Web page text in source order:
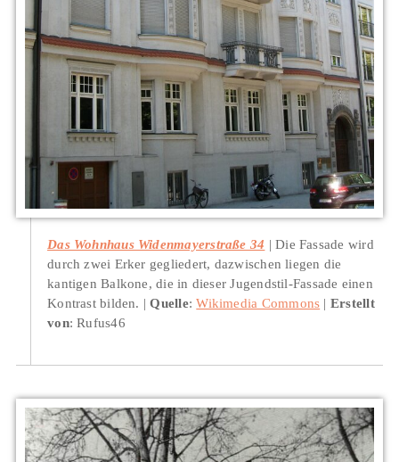
Das Wohnhaus Widenmayerstraße 34
Die Fassade wird
durch zwei Erker gegliedert, dazwischen liegen die
kantigen Balkone, die in dieser Jugendstil-Fassade einen
Kontrast bilden.
Quelle:Wikimedia Commons
Erstellt
von: Rufus46